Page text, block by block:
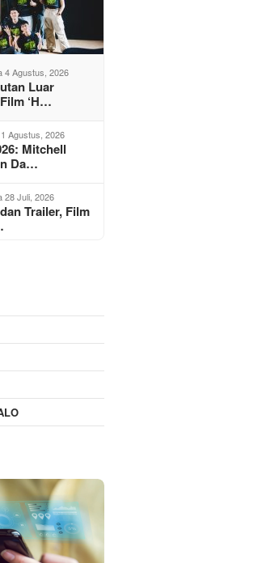
4 Agustus, 2026
Luar
‘H…
Agustus, 2026
Mitchell
Da…
28 Juli, 2026
Trailer, Film